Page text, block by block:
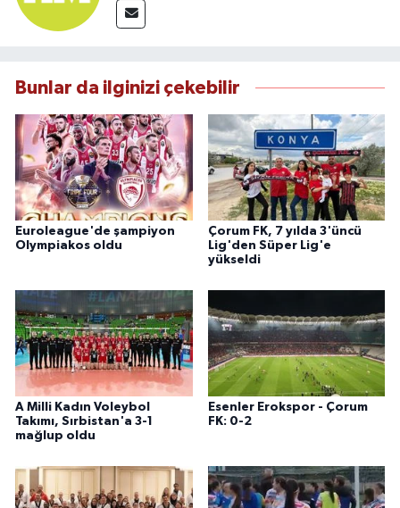
Bunlar da ilginizi çekebilir
Euroleague'de şampiyon
Olympiakos oldu
Çorum FK, 7 yılda 3'üncü
Lig'den Süper Lig'e
yükseldi
A Milli Kadın Voleybol
Takımı, Sırbistan'a 3-1
mağlup oldu
Esenler Erokspor - Çorum
FK: 0-2